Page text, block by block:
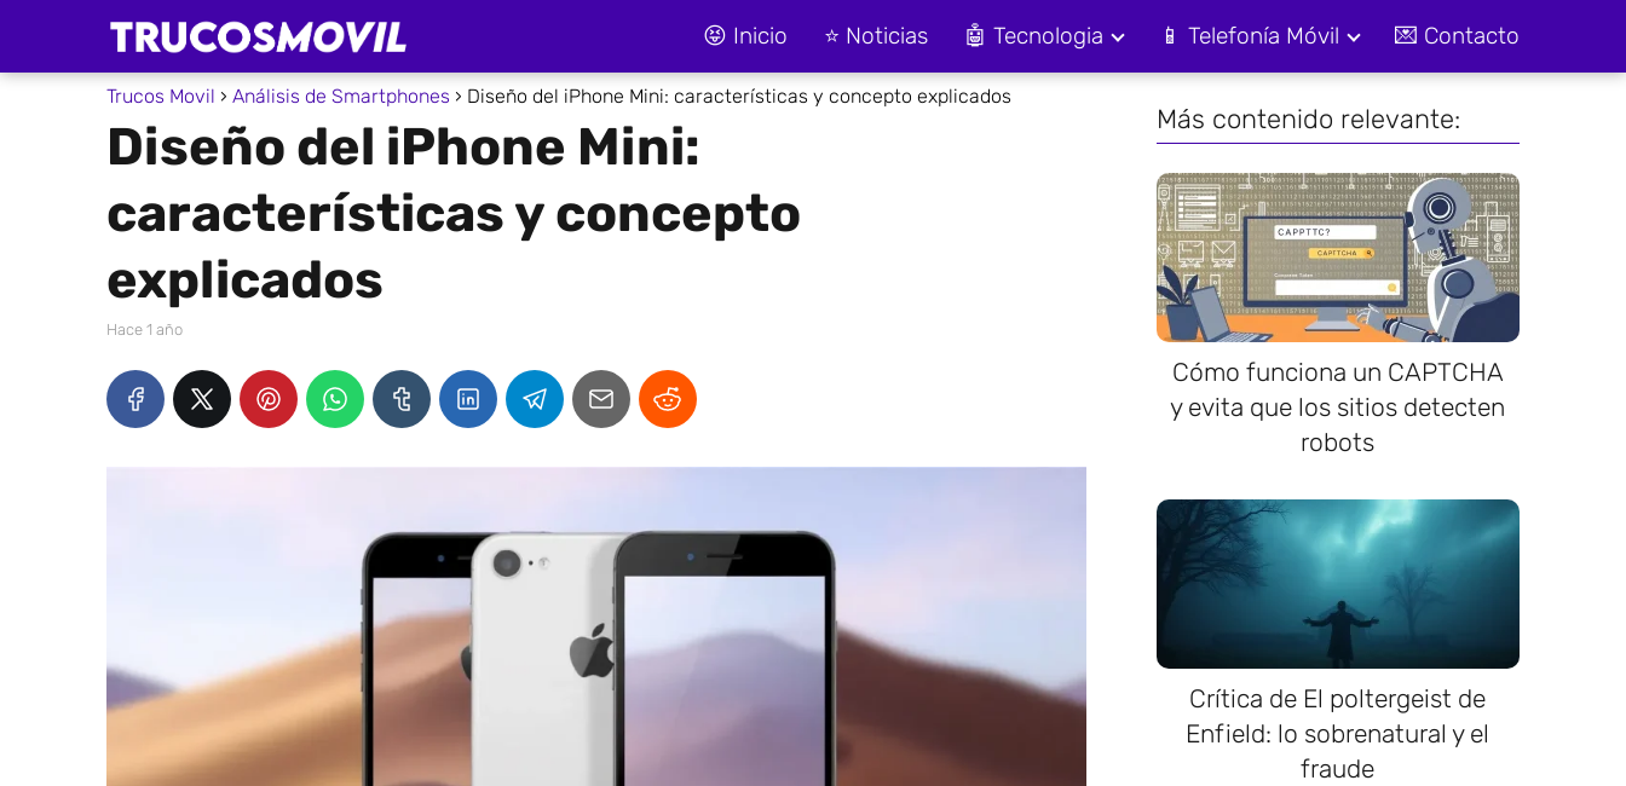
😝 Inicio ⭐ Noticias 🤖 Tecnologia 📱 Telefonía Móvil 💌 Contacto
Trucos Movil Análisis de Smartphones Diseño del iPhone Mini: características y concepto explicados
Diseño del iPhone Mini:
características y concepto
explicados
hace 1 año
Más contenido relevante:
Cómo funciona un CAPTCHA
y evita que los sitios detecten
robots
Crítica de El poltergeist de
Enfield: lo sobrenatural y el
fraude